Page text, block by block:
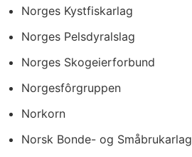
Norges Kystfiskarlag
Norges Pelsdyralslag
Norges Skogeierforbund
Norgesfôrgruppen
Norkorn
Norsk Bonde- og Småbrukarlag